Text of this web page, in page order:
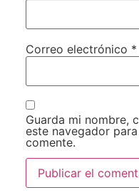
Correo electrónico *
Guarda mi nombre,
este navegador
comente.